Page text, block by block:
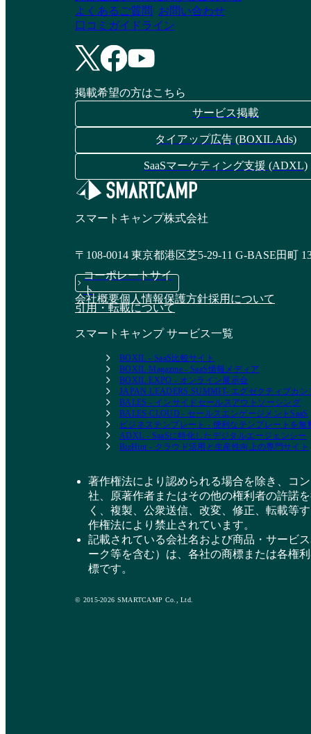
よくあるご質問
お問い合わせ
口コミガイドライン
掲載希望の方はこちら
サービス掲載
タイアップ広告 (BOXIL Ads)
SaaSマーケティング支援 (ADXL)
スマートキャンプ株式会社
〒108-0014 東京都港区芝5-29-11 G-BASE田町
コーポレートサイ
ト
会社概要個人情報保護方針採用について
引用・転載について
スマートキャンプ サービス一覧
BOXIL - SaaS比較サイト
BOXIL Magazine - SaaS情報メディア
BOXIL EXPO - オンライン展示会
JAPAN LEADERS SUMMIT- エグゼクティブカン
BALES - インサイドセールスアウトソーシング
BALES CLOUD - セールスエンゲージメントSaaS
ビジネステンプレート - 便利なテンプレートを無
ADXL - SaaSに特化したデジタルエージェンシー
BizHint - クラウド活用と生産性向上の専門サイト
著作権法により認められる場合を除き、コ
社、原著作者またはその他の権利者の許諾
く、複製、公衆送信、改変、修正、転載等
作権法により禁止されています。
記載されている会社名および商品・サービ
ーク等を含む）は、各社の商標または各権
標です。
© 2015-2026 SMARTCAMP Co., Ltd.